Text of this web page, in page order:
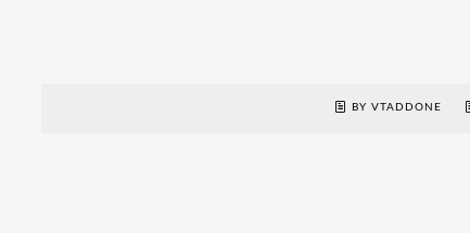
BY VTADDONE